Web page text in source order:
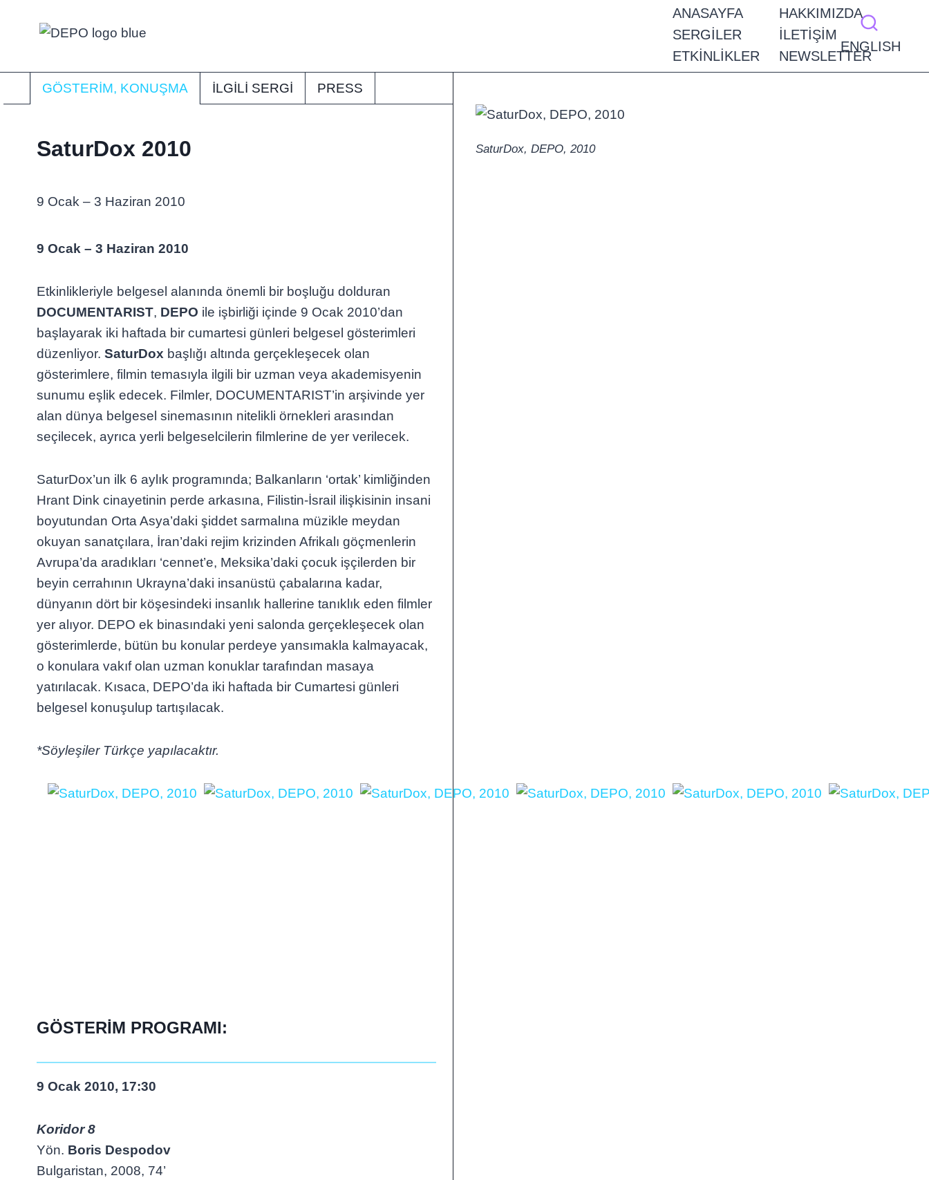
ANASAYFA
SERGILER
ETKINLIKLER
HAKKIMIZDA
İLETIŞIM
NEWSLETTER
ENGLISH
GÖSTERIM, KONUŞMA İLGİLİ SERGI PRESS
SaturDox 2010
9 Ocak – 3 Haziran 2010
9 Ocak – 3 Haziran 2010
Etkinlikleriyle belgesel alanında önemli bir boşluğu dolduran
DOCUMENTARIST, DEPO ile işbirliği içinde 9 Ocak 2010’dan
başlayarak iki haftada bir cumartesi günleri belgesel gösterimleri
düzenliyor. SaturDox başlığı altında gerçekleşecek olan
gösterimlere, filmin temasıyla ilgili bir uzman veya akademisyenin
sunumu eşlik edecek. Filmler, DOCUMENTARIST’in arşivinde yer
alan dünya belgesel sinemasının nitelikli örnekleri arasından
seçilecek, ayrıca yerli belgeselcilerin filmlerine de yer verilecek.
SaturDox’un ilk 6 aylık programında; Balkanların ‘ortak’ kimliğinden
Hrant Dink cinayetinin perde arkasına, Filistin-İsrail ilişkisinin insani
boyutundan Orta Asya’daki şiddet sarmalına müzikle meydan
okuyan sanatçılara, İran’daki rejim krizinden Afrikalı göçmenlerin
Avrupa’da aradıkları ‘cennet’e, Meksika’daki çocuk işçilerden bir
beyin cerrahının Ukrayna’daki insanüstü çabalarına kadar,
dünyanın dört bir köşesindeki insanlık hallerine tanıklık eden filmler
yer alıyor. DEPO ek binasındaki yeni salonda gerçekleşecek olan
gösterimlerde, bütün bu konular perdeye yansımakla kalmayacak,
o konulara vakıf olan uzman konuklar tarafından masaya
yatırılacak. Kısaca, DEPO’da iki haftada bir Cumartesi günleri
belgesel konuşulup tartışılacak.
*Söyleşiler Türkçe yapılacaktır.
GÖSTERİM PROGRAMI:
9 Ocak 2010, 17:30
Koridor 8
Yön. Boris Despodov
Bulgaristan, 2008, 74’
SaturDox, DEPO, 2010